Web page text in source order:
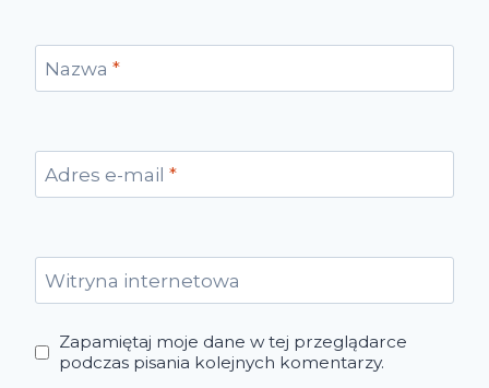
Nazwa *
Adres e-mail *
Witryna internetowa
Zapamiętaj moje dane w tej przeglądarce
podczas pisania kolejnych komentarzy.